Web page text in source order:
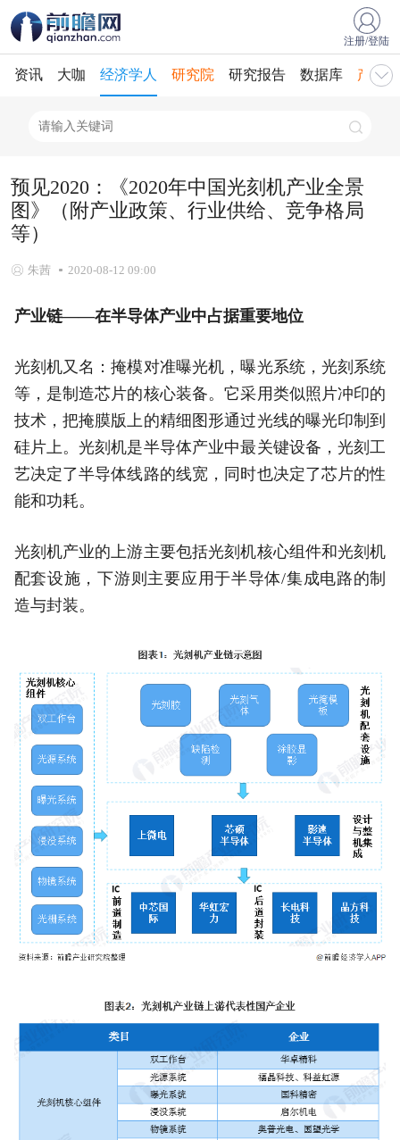
注册/登陆
资讯 大咖 经济学人 研究院 研究报告 数据库 产业
预见2020：《2020年中国光刻机产业全景
图》（附产业政策、行业供给、竞争格局
等）
朱茜 2020-08-12 09:00
产业链——在半导体产业中占据重要地位
光刻机又名：掩模对准曝光机，曝光系统，光刻系统
等，是制造芯片的核心装备。它采用类似照片冲印的
技术，把掩膜版上的精细图形通过光线的曝光印制到
硅片上。光刻机是半导体产业中最关键设备，光刻工
艺决定了半导体线路的线宽，同时也决定了芯片的性
能和功耗。
光刻机产业的上游主要包括光刻机核心组件和光刻机
配套设施，下游则主要应用于半导体/集成电路的制
造与封装。